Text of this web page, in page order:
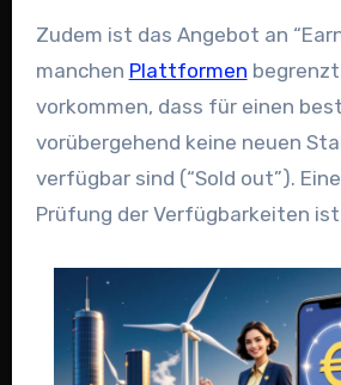
Zudem ist das Angebot an
manchen Plattformen
vorkommen, dass für einen
vorübergehend keine neuen
verfügbar sind (“Sold out”).
Prüfung der Verfügbarkeiten